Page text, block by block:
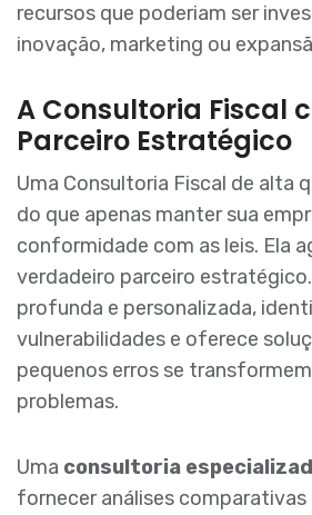
recursos que poderiam ser
inovação, marketing ou
A Consultoria Fiscal
Parceiro Estratégico
Uma Consultoria Fiscal de alta
do que apenas manter sua
conformidade com as leis. Ela
verdadeiro parceiro
profunda e personalizada,
vulnerabilidades e oferece
pequenos erros se
problemas.
Uma consultoria
fornecer análises comparativas